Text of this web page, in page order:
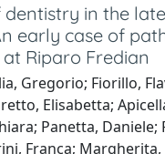
dentistry in the
early case of
Riparo Fredian
Gregorio; Fiorillo,
Elisabetta;
Panetta, Daniele;
Franca;